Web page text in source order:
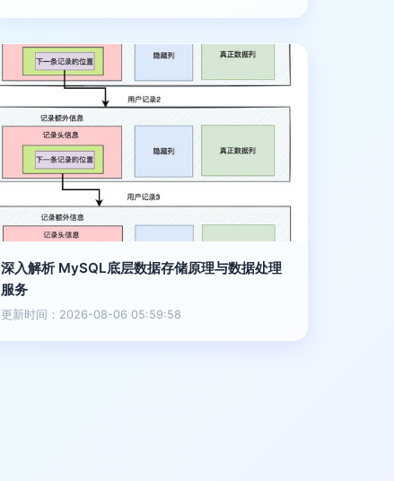
深入解析 MySQL底层数据存储原理与数据处理
服务
更新时间：2026-08-06 05:59:58